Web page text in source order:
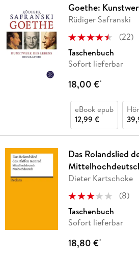
Goethe:
Rüdiger Safranski
(22)
Taschenbuch
Sofort lieferbar
18,00 €*
eBook epub
12,99 €
Das Rolandslied
Dieter Kartschoke
(8)
Taschenbuch
Sofort lieferbar
18,80 €*